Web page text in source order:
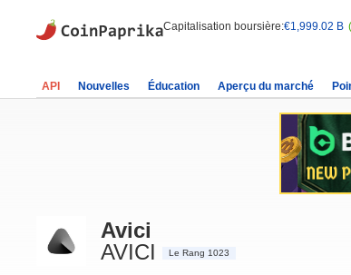
Capitalisation boursière:€1,999.02 B
API Nouvelles Éducation Aperçu du marché
Avici
AVICI
Le Rang 1023